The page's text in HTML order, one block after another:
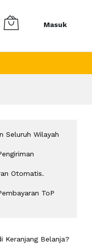
Masuk
Seluruh Wilayah
Otomatis.
ToP
Keranjang Belanja?